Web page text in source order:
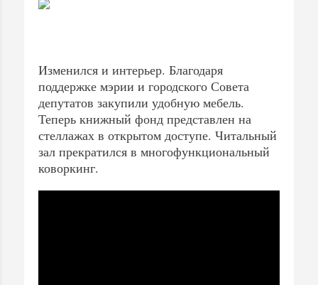
Изменился и интерьер. Благодаря
поддержке мэрии и городского Совета
депутатов закупили удобную мебель.
Теперь книжный фонд представлен на
стеллажах в открытом доступе. Читальный
зал прекратился в многофункциональный
коворкинг.